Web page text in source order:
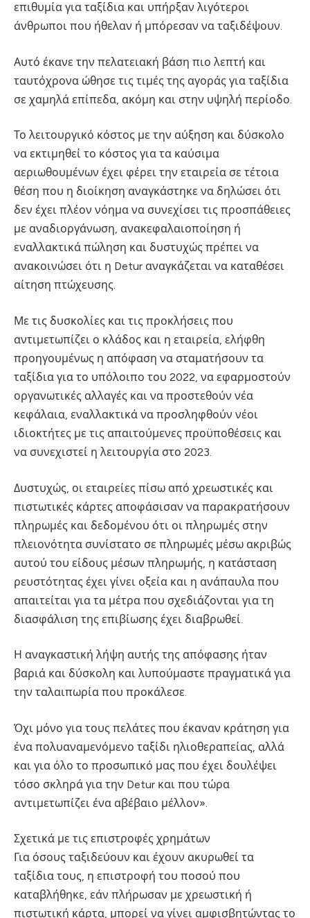
επιθυμία για ταξίδια και υπήρξαν λιγότεροι
άνθρωποι που ήθελαν ή μπόρεσαν να ταξιδέψουν.
Αυτό έκανε την πελατειακή βάση πιο λεπτή και
ταυτόχρονα ώθησε τις τιμές της αγοράς για ταξίδια
σε χαμηλά επίπεδα, ακόμη και στην υψηλή περίοδο.
Το λειτουργικό κόστος με την αύξηση και δύσκολο
να εκτιμηθεί το κόστος για τα καύσιμα
αεριωθουμένων έχει φέρει την εταιρεία σε τέτοια
θέση που η διοίκηση αναγκάστηκε να δηλώσει ότι
δεν έχει πλέον νόημα να συνεχίσει τις προσπάθειες
με αναδιοργάνωση, ανακεφαλαιοποίηση ή
εναλλακτικά πώληση και δυστυχώς πρέπει να
ανακοινώσει ότι η Detur αναγκάζεται να καταθέσει
αίτηση πτώχευσης.
Με τις δυσκολίες και τις προκλήσεις που
αντιμετωπίζει ο κλάδος και η εταιρεία, ελήφθη
προηγουμένως η απόφαση να σταματήσουν τα
ταξίδια για το υπόλοιπο του 2022, να εφαρμοστούν
οργανωτικές αλλαγές και να προστεθούν νέα
κεφάλαια, εναλλακτικά να προσληφθούν νέοι
ιδιοκτήτες με τις απαιτούμενες προϋποθέσεις και
να συνεχιστεί η λειτουργία στο 2023.
Δυστυχώς, οι εταιρείες πίσω από χρεωστικές και
πιστωτικές κάρτες αποφάσισαν να παρακρατήσουν
πληρωμές και δεδομένου ότι οι πληρωμές στην
πλειονότητα συνίστατο σε πληρωμές μέσω ακριβώς
αυτού του είδους μέσων πληρωμής, η κατάσταση
ρευστότητας έχει γίνει οξεία και η ανάπαυλα που
απαιτείται για τα μέτρα που σχεδιάζονται για τη
διασφάλιση της επιβίωσης έχει διαβρωθεί.
Η αναγκαστική λήψη αυτής της απόφασης ήταν
βαριά και δύσκολη και λυπούμαστε πραγματικά για
την ταλαιπωρία που προκάλεσε.
Όχι μόνο για τους πελάτες που έκαναν κράτηση για
ένα πολυαναμενόμενο ταξίδι ηλιοθεραπείας, αλλά
και για όλο το προσωπικό μας που έχει δουλέψει
τόσο σκληρά για την Detur και που τώρα
αντιμετωπίζει ένα αβέβαιο μέλλον».
Σχετικά με τις επιστροφές χρημάτων
Για όσους ταξιδεύουν και έχουν ακυρωθεί τα
ταξίδια τους, η επιστροφή του ποσού που
καταβλήθηκε, εάν πλήρωσαν με χρεωστική ή
πιστωτική κάρτα, μπορεί να γίνει αμφισβητώντας το